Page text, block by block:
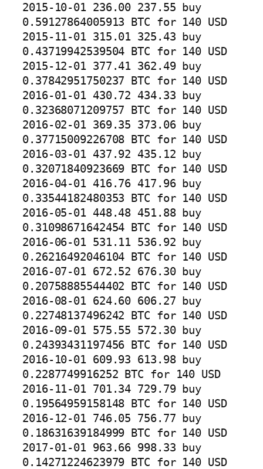
2015-10-01 236.00 237.55 buy
0.59127864005913 BTC for 140 USD
2015-11-01 315.01 325.43 buy
0.43719942539504 BTC for 140 USD
2015-12-01 377.41 362.49 buy
0.37842951750237 BTC for 140 USD
2016-01-01 430.72 434.33 buy
0.32368071209757 BTC for 140 USD
2016-02-01 369.35 373.06 buy
0.37715009226708 BTC for 140 USD
2016-03-01 437.92 435.12 buy
0.32071840923669 BTC for 140 USD
2016-04-01 416.76 417.96 buy
0.33544182480353 BTC for 140 USD
2016-05-01 448.48 451.88 buy
0.31098671642454 BTC for 140 USD
2016-06-01 531.11 536.92 buy
0.26216492046104 BTC for 140 USD
2016-07-01 672.52 676.30 buy
0.20758885544402 BTC for 140 USD
2016-08-01 624.60 606.27 buy
0.22748137496242 BTC for 140 USD
2016-09-01 575.55 572.30 buy
0.24393431197456 BTC for 140 USD
2016-10-01 609.93 613.98 buy
0.2287749916252 BTC for 140 USD
2016-11-01 701.34 729.79 buy
0.19564959158148 BTC for 140 USD
2016-12-01 746.05 756.77 buy
0.18631639184999 BTC for 140 USD
2017-01-01 963.66 998.33 buy
0.14271224623979 BTC for 140 USD